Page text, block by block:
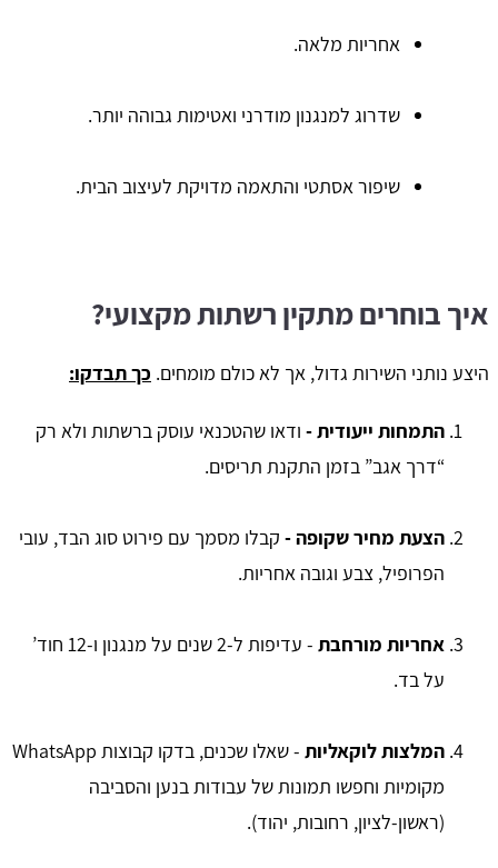
אחריות מלאה.
שדרוג למנגנון מודרני ואטימות גבוהה יותר.
שיפור אסתטי והתאמה מדויקת לעיצוב הבית.
איך בוחרים מתקין רשתות מקצועי?
היצע נותני השירות גדול, אך לא כולם מומחים. כך תבדקו:
התמחות ייעודית - ודאו שהטכנאי עוסק ברשתות ולא רק
“דרך אגב” בזמן התקנת תריסים.
הצעת מחיר שקופה - קבלו מסמך עם פירוט סוג הבד, עובי
הפרופיל, צבע וגובה אחריות.
אחריות מורחבת
- עדיפות ל-2 שנים על מנגנון ו-12 חוד’
על בד.
המלצות לוקאליות
- שאלו שכנים, בדקו קבוצות WhatsApp
מקומיות וחפשו תמונות של עבודות בנען והסביבה
(ראשון-לציון, רחובות, יהוד).